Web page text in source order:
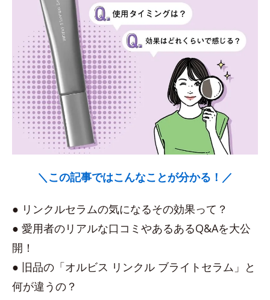
＼この記事ではこんなことが分かる！／
● リンクルセラムの気になるその効果って？
● 愛用者のリアルな口コミやあるあるQ&Aを大公
開！
● 旧品の「オルビス リンクル ブライトセラム」と
何が違うの？